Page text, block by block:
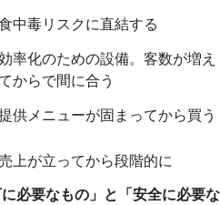
中毒リスクに直結する
率化のための設備。客数が増え
てからで間に合う
供メニューが固まってから買う
上が立ってから段階的に
必要なもの」と「安全に必要な